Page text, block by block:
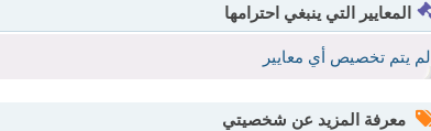
المعايير التي ينبغي احترامها
لم يتم تخصيص أي معايير
معرفة المزيد عن شخصيتي